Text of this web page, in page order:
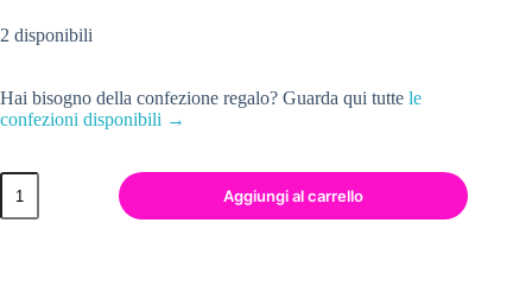
2 disponibili
Hai bisogno della confezione regalo? Guarda qui tutte le
confezioni disponibili →
Aggiungi al carrello